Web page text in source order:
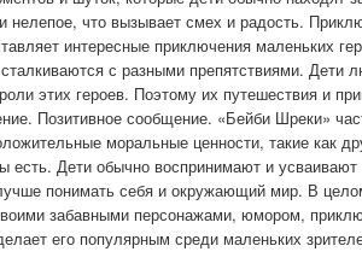
нелепое, что вызывает смех и радость.
интересные приключения маленьких
с разными препятствиями. Дети
этих героев. Поэтому их путешествия и
Позитивное сообщение. «Бейби Шреки»
моральные ценности, такие как
есть. Дети обычно воспринимают и
понимать себя и окружающий мир. В
забавными персонажами, юмором,
его популярным среди маленьких